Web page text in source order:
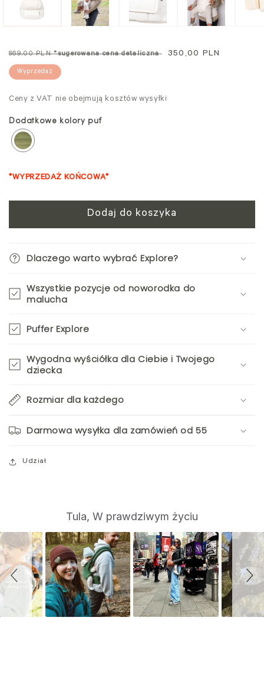
modalnym
Cena
standardowa
869,00 PLN*sugerowana cena detaliczna
Cena
350,00 PLN
Wyprzedaż
Ceny z VAT nie obejmują kosztów wysyłki
Dodatkowe kolory puf
*WYPRZEDAŻ KOŃCOWA*
Dodaj do koszyka
Dlaczego warto wybrać Explore?
Wszystkie pozycje od noworodka do
malucha
Puffer Explore
Wygodna wyściółka dla Ciebie i Twojego
dziecka
Rozmiar dla każdego
Darmowa wysyłka dla zamówień od 55
Udział
i
d
e
s
h
o
Tula, W prawdziwym życiu